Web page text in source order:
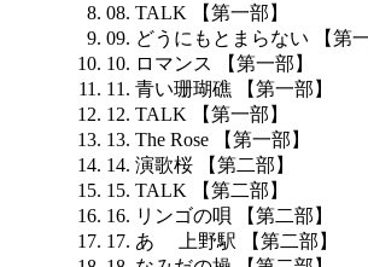
08. TALK 【第一部】
09. どうにもとまらない 【第一
10. ロマンス 【第一部】
11. 青い珊瑚礁 【第一部】
12. TALK 【第一部】
13. The Rose 【第一部】
14. 演歌桜 【第二部】
15. TALK 【第二部】
16. リンゴの唄 【第二部】
17. あゝ 上野駅 【第二部】